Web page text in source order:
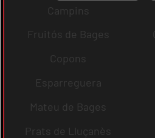
Campins
Fruitós de Bages
Copons
Esparreguera
Mateu de Bages
Prats de Lluçanès